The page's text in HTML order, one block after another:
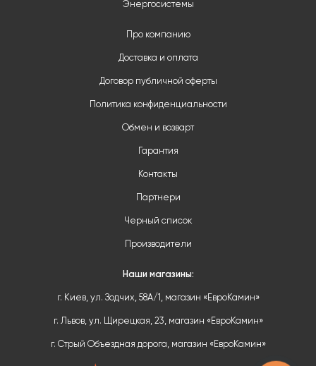
Энергосистемы
Про компанию
Доставка и оплата
Договор публичной оферты
Политика конфиденциальности
Обмен и возварт
Гарантия
Контакты
Партнери
Черный список
Производители
Наши магазины:
г. Киев, ул. Зодчих, 58А/1, магазин «ЕвроКамин»
г. Львов, ул. Щирецкая, 23, магазин «ЕвроКамин»
г. Стрый Объездная дорога, магазин «ЕвроКамин»